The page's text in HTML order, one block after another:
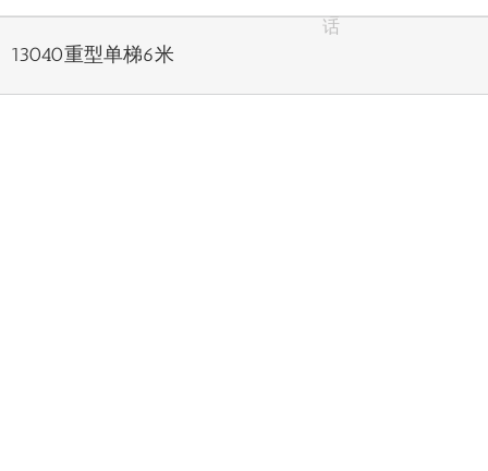
话
13040重型单梯6米